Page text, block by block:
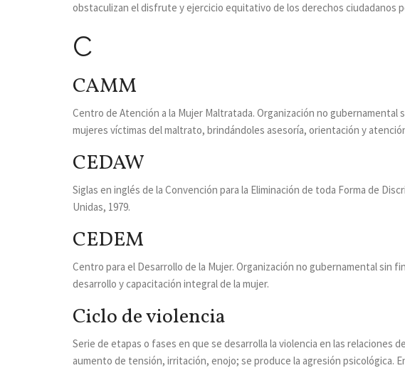
obstaculizan el disfrute y ejercicio equitativo de los derechos ciudadanos
C
CAMM
Centro de Atención a la Mujer Maltratada. Organización no
mujeres víctimas del maltrato, brindándoles asesoría, orientación y
CEDAW
Siglas en inglés de la Convención para la Eliminación de toda Forma de
Unidas, 1979.
CEDEM
Centro para el Desarrollo de la Mujer. Organización no gubernamental sin
desarrollo y capacitación integral de la mujer.
Ciclo de violencia
Serie de etapas o fases en que se desarrolla la violencia en las relaciones
aumento de tensión, irritación, enojo; se produce la agresión psicológica.